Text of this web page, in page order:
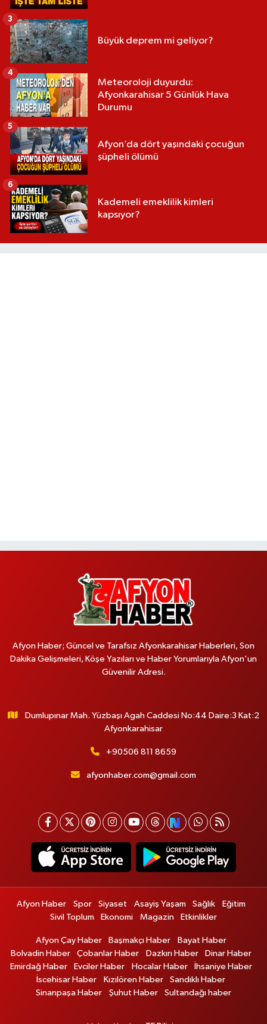
Büyük deprem mi geliyor?
3
Meteoroloji duyurdu:
Afyonkarahisar 5 Günlük Hava
Durumu
4
Afyon’da dört yaşındaki çocuğun
şüpheli ölümü
5
Kademeli emeklilik kimleri
kapsıyor?
6
Afyon Haber; Güncel ve Tarafsız Afyonkarahisar Haberleri, Son
Dakika Gelişmeleri, Köşe Yazıları ve Haber Yorumlarıyla Afyon'un
Güvenilir Adresi.
Dumlupınar Mah. Yüzbaşı Agah Caddesi No:44 Daire:3 Kat:2
Afyonkarahisar
+90506 811 8659
afyonhaber.com@gmail.com
Afyon Haber Spor Siyaset Asayiş Yaşam Sağlık
Eğitim
Sivil Toplum
Ekonomi Magazin Etkinlikler
Afyon Çay Haber Başmakçı Haber
Bayat Haber
Bolvadin Haber
Çobanlar Haber Dazkırı Haber
Dinar Haber
Emirdağ Haber
Evciler Haber Hocalar Haber
İhsaniye Haber
İscehisar Haber
Kızılören Haber
Sandıklı Haber
Sinanpaşa Haber
Şuhut Haber Sultandağı haber